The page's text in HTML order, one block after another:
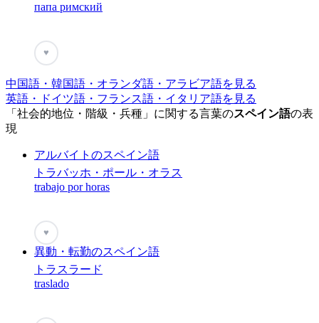
папа римский
♥
中国語・韓国語・オランダ語・アラビア語を見る
英語・ドイツ語・フランス語・イタリア語を見る
「社会的地位・階級・兵種」に関する言葉のスペイン語の表
現
アルバイトのスペイン語
トラバッホ・ポール・オラス
trabajo por horas
♥
異動・転勤のスペイン語
トラスラード
traslado